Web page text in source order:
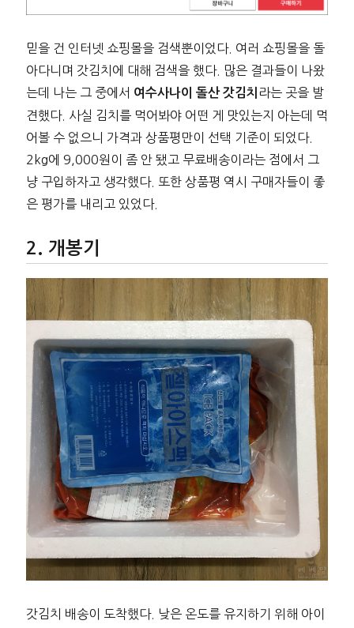
믿을 건 인터넷 쇼핑몰을 검색뿐이었다. 여러 쇼핑몰을 돌
아다니며 갓김치에 대해 검색을 했다. 많은 결과들이 나왔
는데 나는 그 중에서 여수사나이 돌산 갓김치 라는 곳을 발
견했다. 사실 김치를 먹어봐야 어떤 게 맛있는지 아는데 먹
어볼 수 없으니 가격과 상품평만이 선택 기준이 되었다.
2kg에 9,000원이 좀 안 됐고 무료배송이라는 점에서 그
냥 구입하자고 생각했다. 또한 상품평 역시 구매자들이 좋
은 평가를 내리고 있었다.
개봉기
갓김치 배송이 도착했다. 낮은 온도를 유지하기 위해 아이